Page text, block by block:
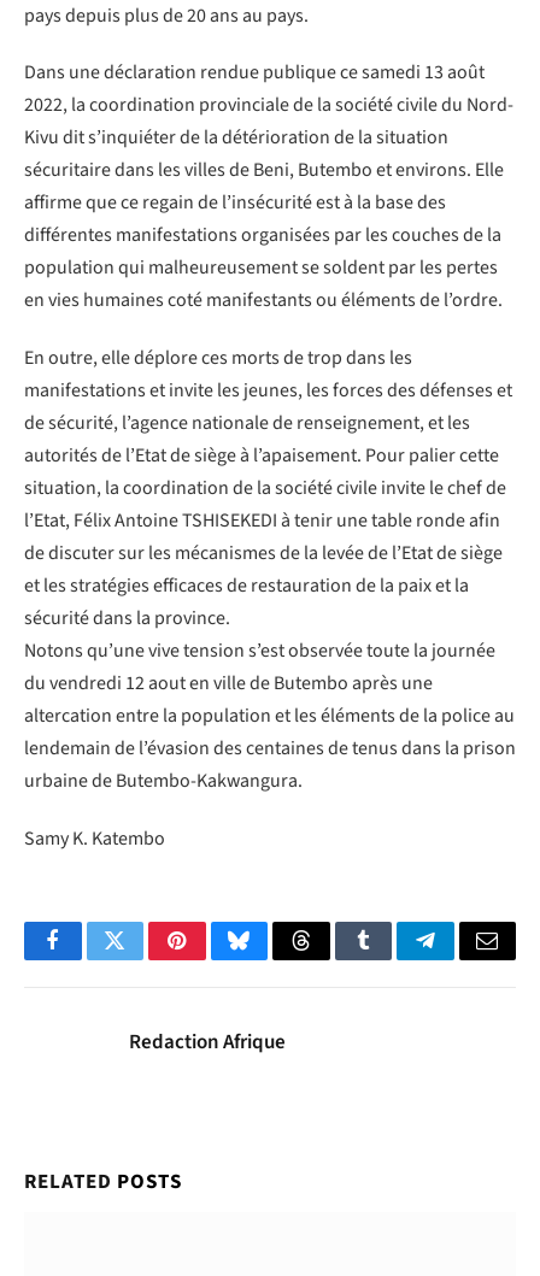
pays depuis plus de 20 ans au pays.
Dans une déclaration rendue publique ce samedi 13 août
2022, la coordination provinciale de la société civile du Nord-
Kivu dit s’inquiéter de la détérioration de la situation
sécuritaire dans les villes de Beni, Butembo et environs. Elle
affirme que ce regain de l’insécurité est à la base des
différentes manifestations organisées par les couches de la
population qui malheureusement se soldent par les pertes
en vies humaines coté manifestants ou éléments de l’ordre.
En outre, elle déplore ces morts de trop dans les
manifestations et invite les jeunes, les forces des défenses et
de sécurité, l’agence nationale de renseignement, et les
autorités de l’Etat de siège à l’apaisement. Pour palier cette
situation, la coordination de la société civile invite le chef de
l’Etat, Félix Antoine TSHISEKEDI à tenir une table ronde afin
de discuter sur les mécanismes de la levée de l’Etat de siège
et les stratégies efficaces de restauration de la paix et la
sécurité dans la province.
Notons qu’une vive tension s’est observée toute la journée
du vendredi 12 aout en ville de Butembo après une
altercation entre la population et les éléments de la police au
lendemain de l’évasion des centaines de tenus dans la prison
urbaine de Butembo-Kakwangura.
Samy K. Katembo
FacebookTwitterPinterestBlueskyThreadsTumblrTelegramEmail
Redaction Afrique
RELATED POSTS